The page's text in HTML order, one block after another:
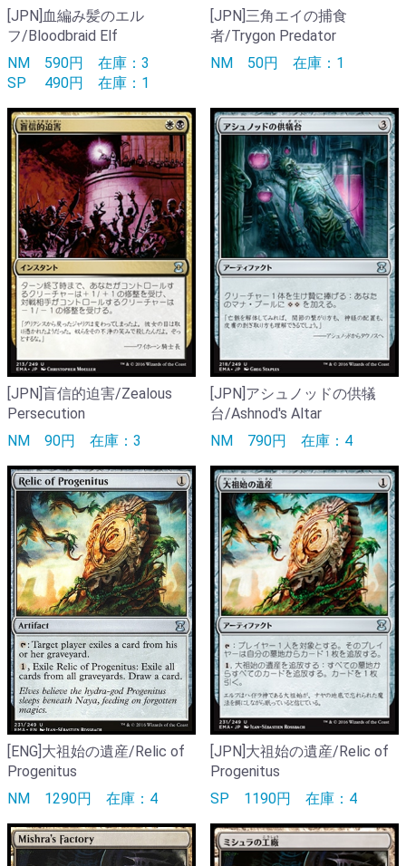
[JPN]血編み髪のエル
フ/Bloodbraid Elf
NM 590円 在庫：3
SP
490円 在庫：1
[JPN]三角エイの捕食
者/Trygon Predator
NM 50円 在庫：1
[JPN]盲信的迫害/Zealous
Persecution
NM 90円 在庫：3
[JPN]アシュノッドの供犠
台/Ashnod's Altar
NM 790円 在庫：4
[ENG]大祖始の遺産/Relic of
Progenitus
NM 1290円 在庫：4
[JPN]大祖始の遺産/Relic of
Progenitus
SP 1190円 在庫：4